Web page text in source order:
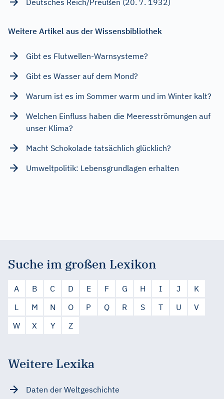
Weitere Artikel aus der Wissensbibliothek
Gibt es Flutwellen-Warnsysteme?
Gibt es Wasser auf dem Mond?
Warum ist es im Sommer warm und im Winter kalt?
Welchen Einfluss haben die Meeresströmungen auf
unser Klima?
Macht Schokolade tatsächlich glücklich?
Umweltpolitik: Lebensgrundlagen erhalten
Suche im großen Lexikon
A B C D E F G H I J
K
L
M N O P Q R S T U
V
W
X Y Z
Weitere Lexika
Daten der Weltgeschichte